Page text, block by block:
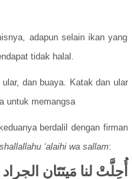
adapun selain ikan yang
tidak halal.
dan buaya. Katak dan ular
untuk memangsa
berdalil dengan firman
shallallahu ‘alaihi wa sallam:
أُحِلَّتْ لنا مَيتَتَانِ الجراد